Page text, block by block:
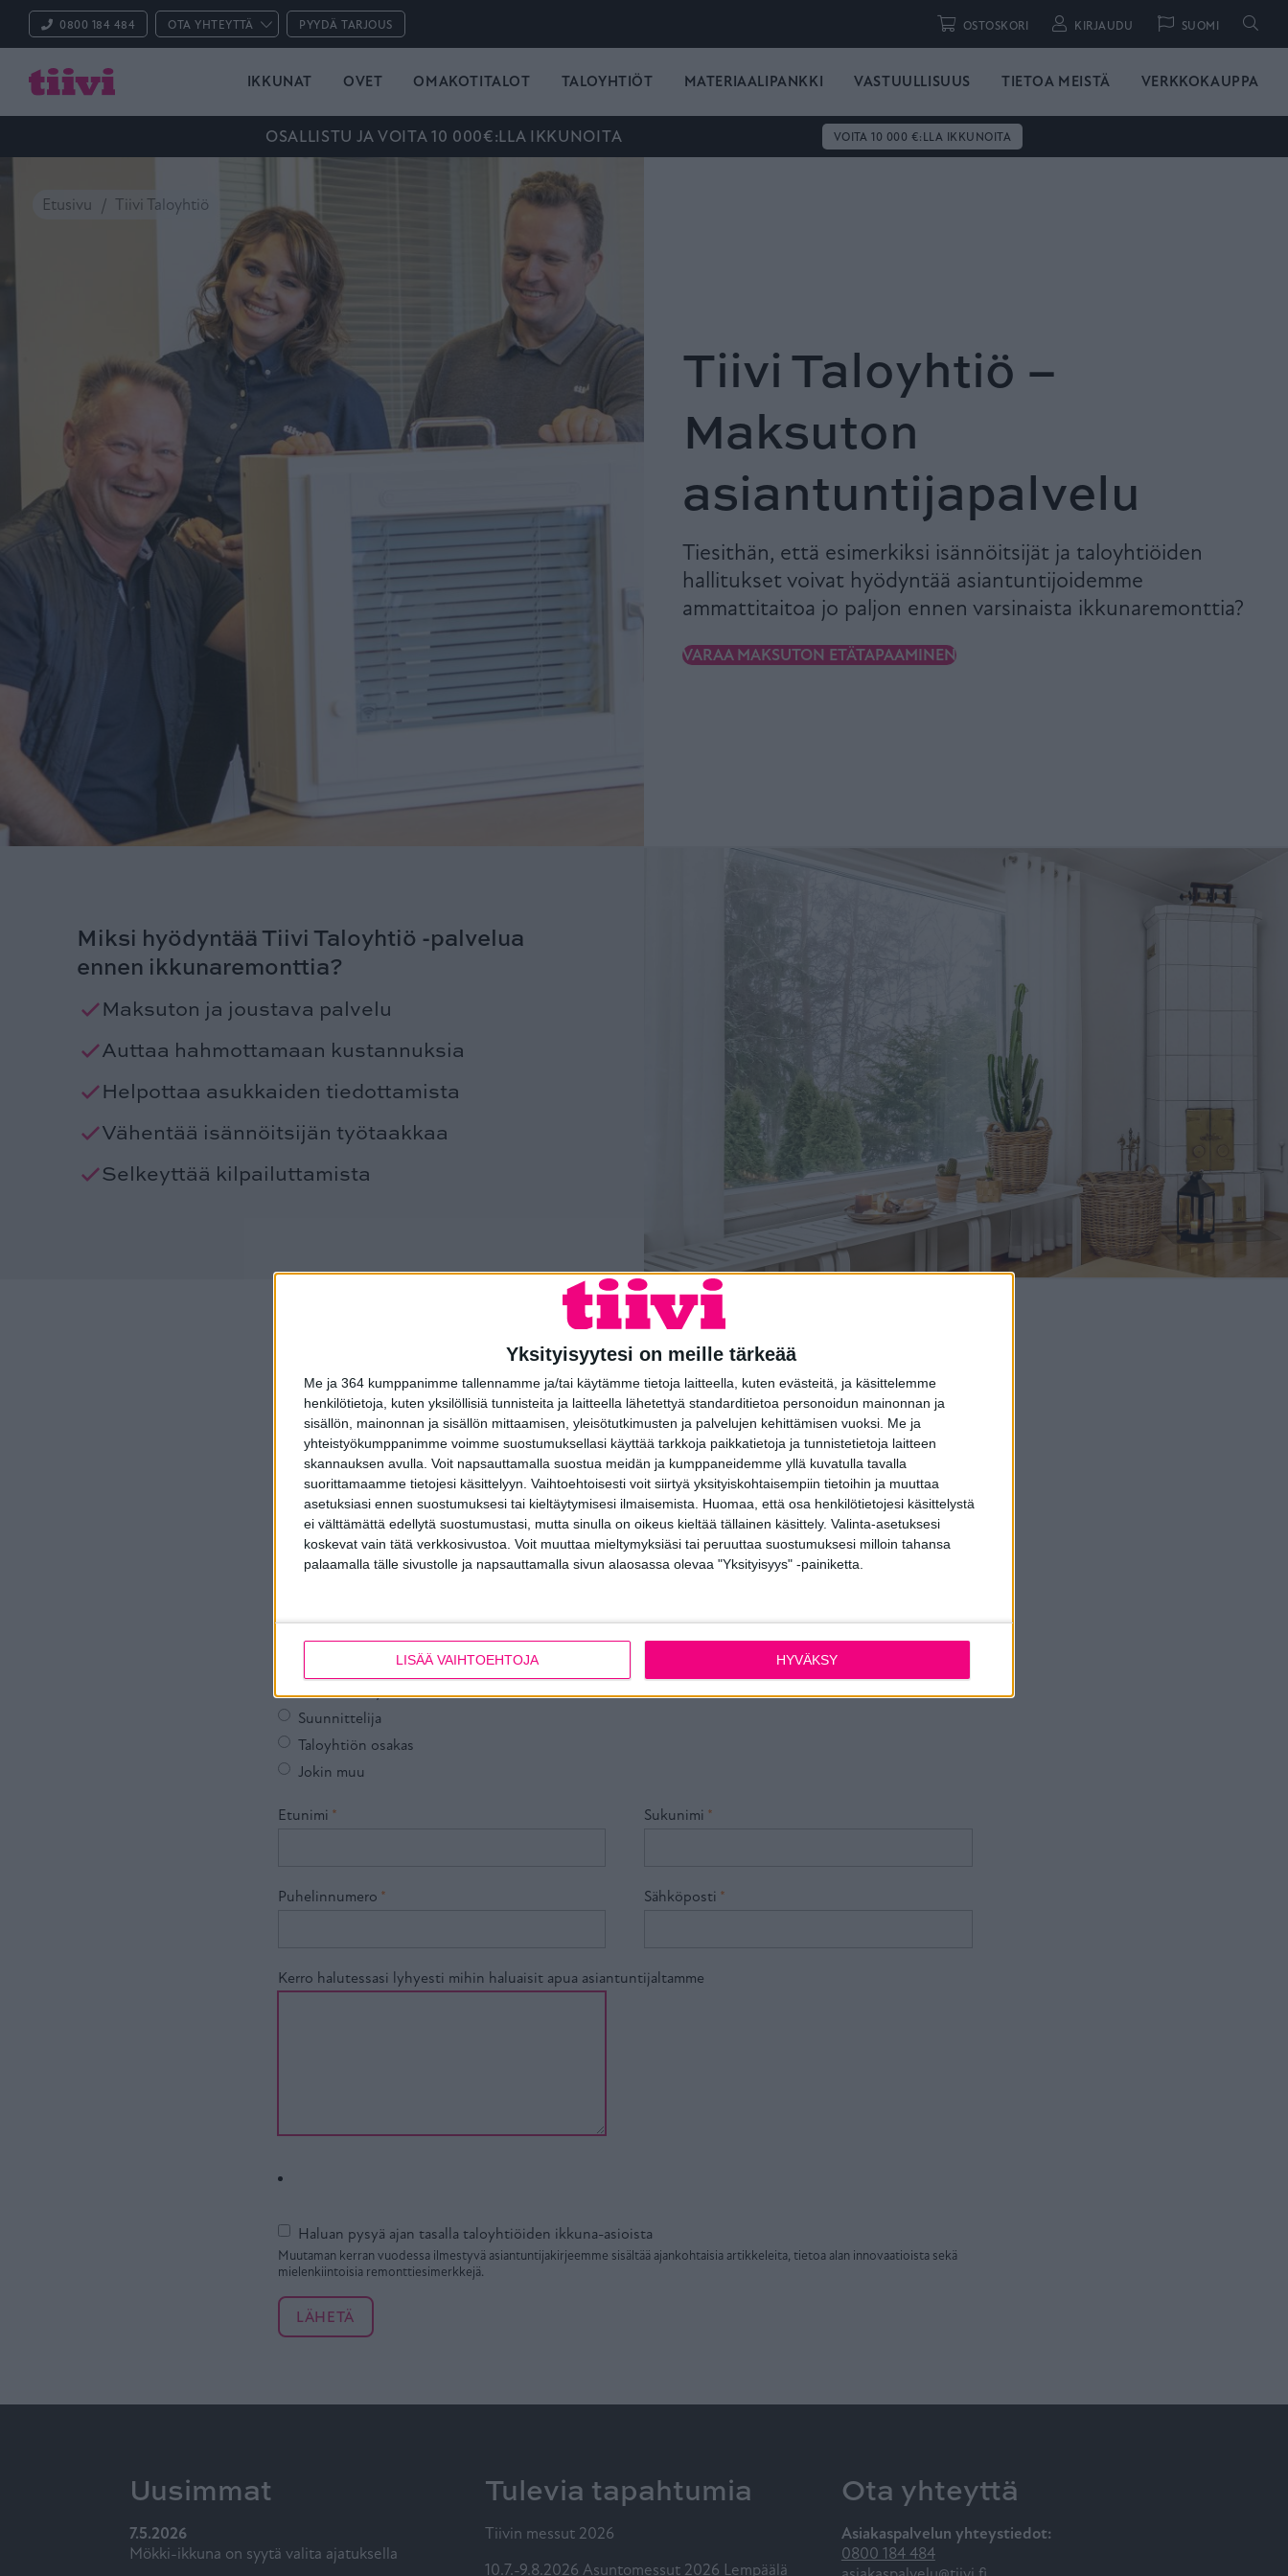
Yksityisyytesi on meille tärkeää
Me ja 364 kumppanimme tallennamme ja/tai käytämme tietoja laitteella, kuten evästeitä, ja käsittelemme
henkilötietoja, kuten yksilöllisiä tunnisteita ja laitteella lähetettyä standarditietoa personoidun mainonnan ja
sisällön, mainonnan ja sisällön mittaamisen, yleisötutkimusten ja palvelujen kehittämisen vuoksi. Me ja
yhteistyökumppanimme voimme suostumuksellasi käyttää tarkkoja paikkatietoja ja tunnistetietoja laitteen
skannauksen avulla. Voit napsauttamalla suostua meidän ja kumppaneidemme yllä kuvatulla tavalla
suorittamaamme tietojesi käsittelyyn. Vaihtoehtoisesti voit siirtyä yksityiskohtaisempiin tietoihin ja muuttaa
asetuksiasi ennen suostumuksesi tai kieltäytymisesi ilmaisemista. Huomaa, että osa henkilötietojesi käsittelystä
ei välttämättä edellytä suostumustasi, mutta sinulla on oikeus kieltää tällainen käsittely. Valinta-asetuksesi
koskevat vain tätä verkkosivustoa. Voit muuttaa mieltymyksiäsi tai peruuttaa suostumuksesi milloin tahansa
palaamalla tälle sivustolle ja napsauttamalla sivun alaosassa olevaa "Yksityisyys" -painiketta.
LISÄÄ VAIHTOEHTOJA HYVÄKSY
0800 184 484 OTA YHTEYTTÄ PYYDÄ TARJOUS OSTOSKORI KIRJAUDU SUOMI Hae
IKKUNAT OVET OMAKOTITALOT TALOYHTIÖT MATERIAALIPANKKI VASTUULLISUUS TIETOA MEISTÄ VERKKOKAUPPA
OSALLISTU JA VOITA 10 000€:LLA IKKUNOITA VOITA 10 000 €:LLA IKKUNOITA
Etusivu Tiivi Taloyhtiö
Tiivi Taloyhtiö –
Maksuton
asiantuntijapalvelu
Tiesithän, että esimerkiksi isännöitsijät ja taloyhtiöiden
hallitukset voivat hyödyntää asiantuntijoidemme
ammattitaitoa jo paljon ennen varsinaista ikkunaremonttia?
VARAA MAKSUTON ETÄTAPAAMINEN
Miksi hyödyntää Tiivi Taloyhtiö -palvelua
ennen ikkunaremonttia?
Maksuton ja joustava palvelu
Auttaa hahmottamaan kustannuksia
Helpottaa asukkaiden tiedottamista
Vähentää isännöitsijän työtaakkaa
Selkeyttää kilpailuttamista
Aloita varaamalla ensimmäinen etätapaaminen!
Tiivi Taloyhtiö -palvelua voidaan hyödyntää monipuolisesti ikkunaremontin suunnittelun
eri vaiheissa.
Asiantuntijamme voivat esimerkiksi laatia ennakko- tai budjettitarjouksen taloyhtiön hallituksen käyttöön ja
auttaa isännöitsijää ikkunaremontin hankintaprosessin eri vaiheissa.
Täytä lomake ja asiantuntijamme on sinuun yhteydessä mahdollisimman pian sopiakseen tarkemmista
yksityiskohdista, kuten käytettävästä etäkanavasta.
Isännöitsijä
Hallituksen puheenjohtaja
Hallituksen jäsen
Suunnittelija
Taloyhtiön osakas
Jokin muu
Etunimi *
Puhelinnumero *
Sukunimi *
Sähköposti *
Kerro halutessasi lyhyesti mihin haluaisit apua asiantuntijaltamme
Haluan pysyä ajan tasalla taloyhtiöiden ikkuna-asioista
Muutaman kerran vuodessa ilmestyvä asiantuntijakirjeemme sisältää ajankohtaisia artikkeleita, tietoa alan innovaatioista sekä
mielenkiintoisia remonttiesimerkkejä.
Uusimmat
7.5.2026
Mökki-ikkuna on syytä valita ajatuksella
Tulevia tapahtumia
Tiivin messut 2026
10.7.-9.8.2026 Asuntomessut 2026 Lempäälä
Ota yhteyttä
Asiakaspalvelun yhteystiedot:
0800 184 484